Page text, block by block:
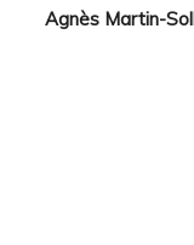
Agnès Martin-